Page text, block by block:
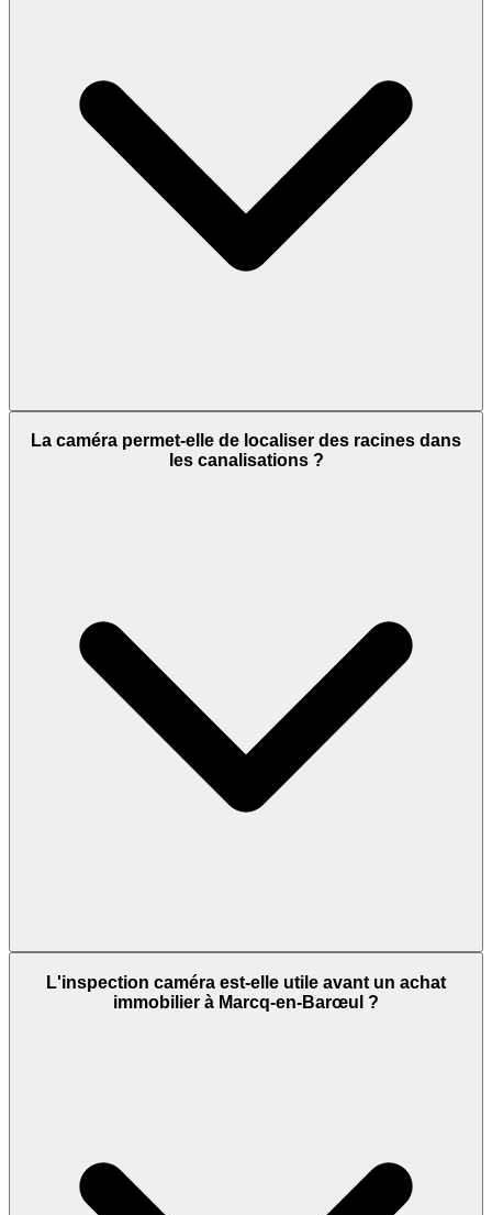
La caméra permet-elle de localiser des racines dans
les canalisations ?
L'inspection caméra est-elle utile avant un achat
immobilier à Marcq-en-Barœul ?